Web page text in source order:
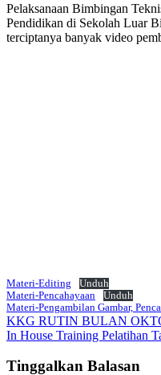
Pelaksanaan Bimbingan
Pendidikan di Sekolah Luar
terciptanya banyak video
Materi-Editing
Unduh
Materi-Pencahayaan
Unduh
Materi-Pengambilan Gambar,
Navigasi
pos
KKG RUTIN BULAN
In House Training Pelatihan
Tinggalkan Balasan